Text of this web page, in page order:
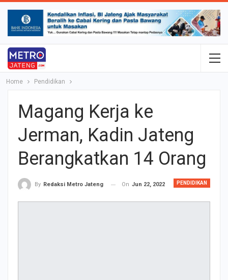
Home Pendidikan
Magang Kerja ke
Jerman, Kadin Jateng
Berangkatkan 14 Orang
PENDIDIKAN
By Redaksi Metro Jateng On Jun 22, 2022